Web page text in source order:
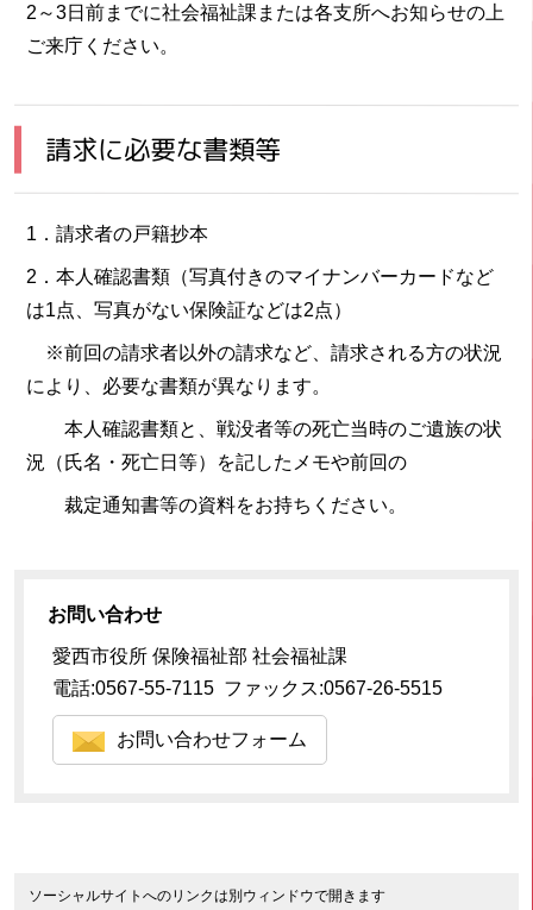
2～3日前までに社会福祉課または各支所へお知らせの上
ご来庁ください。
請求に必要な書類等
1．請求者の戸籍抄本
2．本人確認書類（写真付きのマイナンバーカードなど
は1点、写真がない保険証などは2点）
※前回の請求者以外の請求など、請求される方の状況
により、必要な書類が異なります。
本人確認書類と、戦没者等の死亡当時のご遺族の状
況（氏名・死亡日等）を記したメモや前回の
裁定通知書等の資料をお持ちください。
お問い合わせ
愛西市役所 保険福祉部 社会福祉課
電話:0567-55-7115 ファックス:0567-26-5515
お問い合わせフォーム
ソーシャルサイトへのリンクは別ウィンドウで開きます